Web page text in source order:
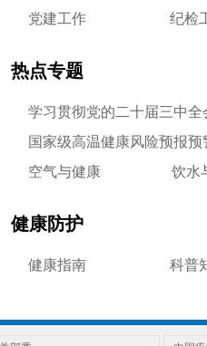
党建工作 纪检
热点专题
学习贯彻党的二十届三中全
国家级高温健康风险预报预
空气与健康
饮水
健康防护
健康指南 科普